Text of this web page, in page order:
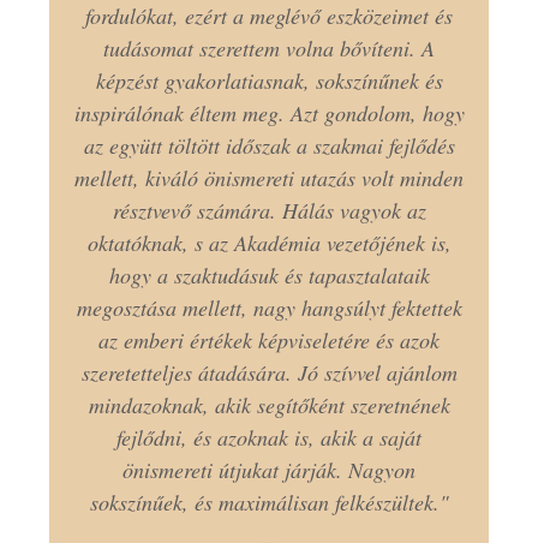
fordulókat, ezért a meglévő eszközeimet és
tudásomat szerettem volna bővíteni. A
képzést gyakorlatiasnak, sokszínűnek és
inspirálónak éltem meg. Azt gondolom, hogy
az együtt töltött időszak a szakmai fejlődés
mellett, kiváló önismereti utazás volt minden
résztvevő számára. Hálás vagyok az
oktatóknak, s az Akadémia vezetőjének is,
hogy a szaktudásuk és tapasztalataik
megosztása mellett, nagy hangsúlyt fektettek
az emberi értékek képviseletére és azok
szeretetteljes átadására. Jó szívvel ajánlom
mindazoknak, akik segítőként szeretnének
fejlődni, és azoknak is, akik a saját
önismereti útjukat járják. Nagyon
sokszínűek, és maximálisan felkészültek."